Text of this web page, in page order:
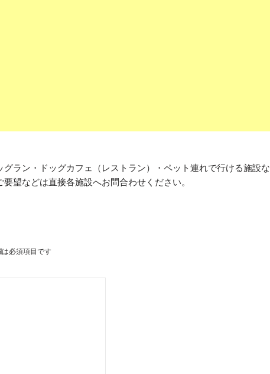
ラン・ドッグカフェ（レストラン）・ペット連れで行ける施設な
望などは直接各施設へお問合わせください。
必須項目です